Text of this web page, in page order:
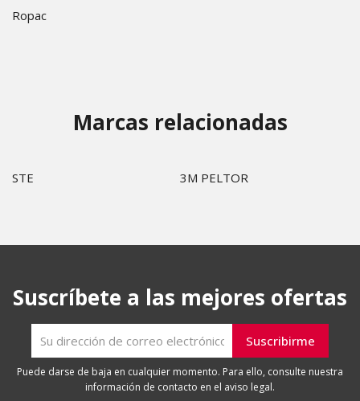
Ropac
Marcas relacionadas
STE 3M PELTOR
Suscríbete a las mejores ofertas
Puede darse de baja en cualquier momento. Para ello, consulte nuestra
información de contacto en el aviso legal.